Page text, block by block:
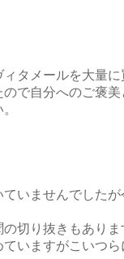
ィタメールを大量
ので自分へのご褒
ていませんでした
の切り抜きもあり
ていますがこいつ